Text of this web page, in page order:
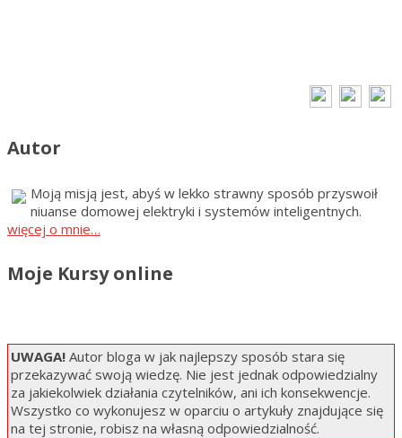
Autor
Moją misją jest, abyś w lekko strawny sposób przyswoił
niuanse domowej elektryki i systemów inteligentnych.
więcej o mnie…
Moje Kursy online
UWAGA! Autor bloga w jak najlepszy sposób stara się
przekazywać swoją wiedzę. Nie jest jednak odpowiedzialny
za jakiekolwiek działania czytelników, ani ich konsekwencje.
Wszystko co wykonujesz w oparciu o artykuły znajdujące się
na tej stronie, robisz na własną odpowiedzialność.